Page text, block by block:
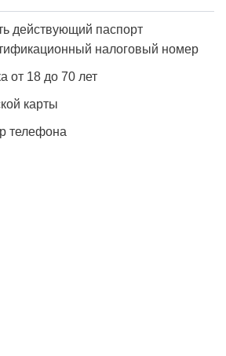
действующий паспорт
налоговый номер
от 18 до 70 лет
карты
телефона